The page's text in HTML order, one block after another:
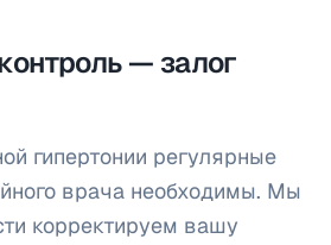
— залог
гипертонии регулярные
врача необходимы. Мы
корректируем вашу